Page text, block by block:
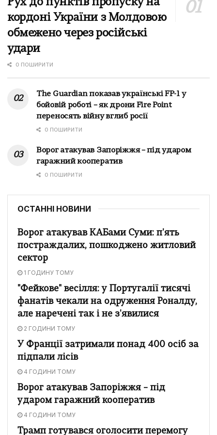
кордоні України з Молдовою
обмежено через російські
удари
0 ПОШИРИТИ
The Guardian показав українські FP-1 у
бойовій роботі – як дрони Fire Point
переносять війну вглиб росії
0 ПОШИРИТИ
Ворог атакував Запоріжжя – під ударом
гаражний кооператив
0 ПОШИРИТИ
ОСТАННІ НОВИНИ
Ворог атакував КАБами Суми: п'ять
постраждалих, пошкоджено житловий
сектор
1 ГОДИНУ ТОМУ
"Фейкове" весілля: у Португалії тисячі
фанатів чекали на одруження Роналду,
але наречені так і не з'явилися
2 ГОДИНИ ТОМУ
У Франції затримали понад 400 осіб за
підпали лісів
4 ГОДИНИ ТОМУ
Ворог атакував Запоріжжя – під
ударом гаражний кооператив
4 ГОДИНИ ТОМУ
Трамп готувався оголосити перемогу